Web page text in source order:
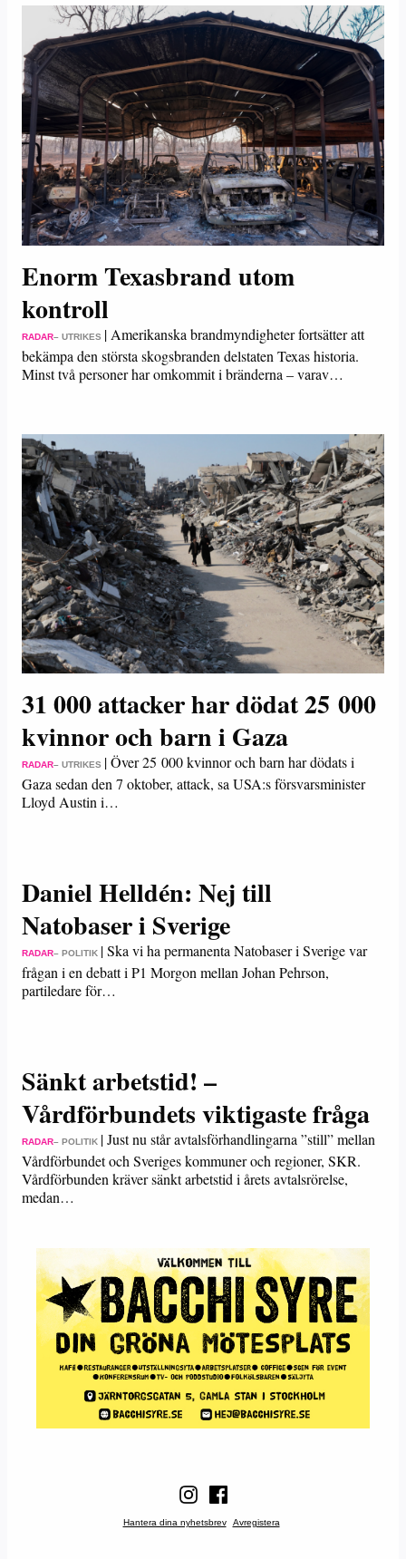
Enorm Texasbrand utom
kontroll
RADAR– UTRIKES | Amerikanska brandmyndigheter fortsätter att
bekämpa den största skogsbranden delstaten Texas historia.
Minst två personer har omkommit i bränderna – varav…
31 000 attacker har dödat 25 000
kvinnor och barn i Gaza
RADAR– UTRIKES |Över 25 000 kvinnor och barn har dödats i
Gaza sedan den 7 oktober, attack, sa USA:s försvarsminister
Lloyd Austin i…
Daniel Helldén: Nej till
Natobaser i Sverige
RADAR– POLITIK |Ska vi ha permanenta Natobaser i Sverige var
frågan i en debatt i P1 Morgon mellan Johan Pehrson,
partiledare för…
Sänkt arbetstid! –
Vårdförbundets viktigaste fråga
RADAR– POLITIK |Just nu står avtalsförhandlingarna ”still” mellan
Vårdförbundet och Sveriges kommuner och regioner, SKR.
Vårdförbunden kräver sänkt arbetstid i årets avtalsrörelse,
medan…
Hantera dina nyhetsbrev Avregistera